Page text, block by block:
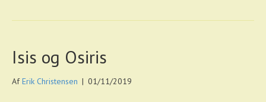
Isis og Osiris
AfErik Christensen | 01/11/2019